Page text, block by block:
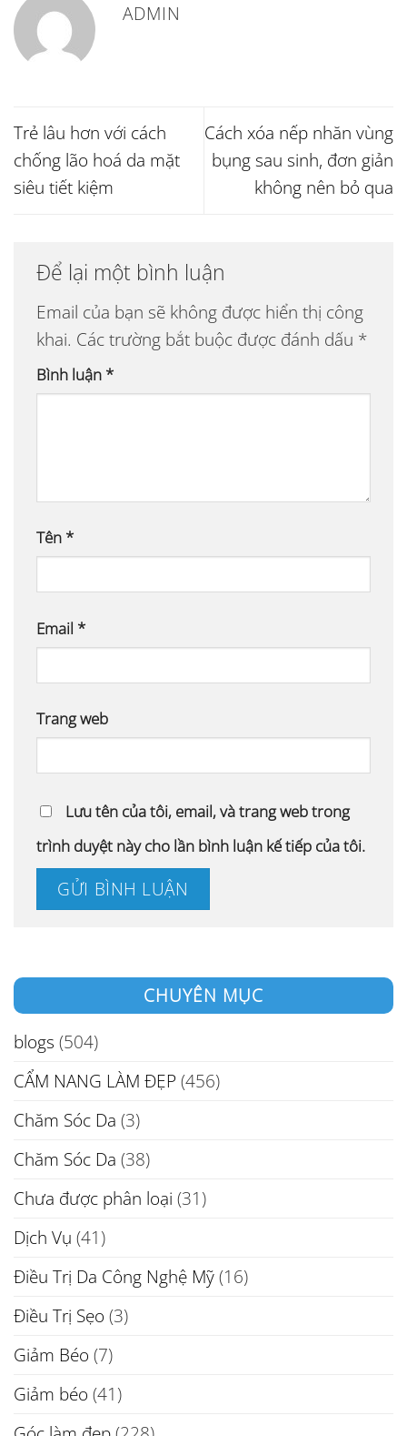
ADMIN
Trẻ lâu hơn với cách
chống lão hoá da mặt
siêu tiết kiệm
Cách xóa nếp nhăn vùng
bụng sau sinh, đơn giản
không nên bỏ qua
Để lại một bình luận
Email của bạn sẽ không được hiển thị công
khai. Các trường bắt buộc được đánh dấu *
Bình luận *
Tên *
Email *
Trang web
Lưu tên của tôi, email, và trang web trong
trình duyệt này cho lần bình luận kế tiếp của tôi.
CHUYÊN MỤC
blogs (504)
CẨM NANG LÀM ĐẸP (456)
Chăm Sóc Da (3)
Chăm Sóc Da (38)
Chưa được phân loại (31)
Dịch Vụ (41)
Điều Trị Da Công Nghệ Mỹ(16)
Điều Trị Sẹo (3)
Giảm Béo (7)
Giảm béo (41)